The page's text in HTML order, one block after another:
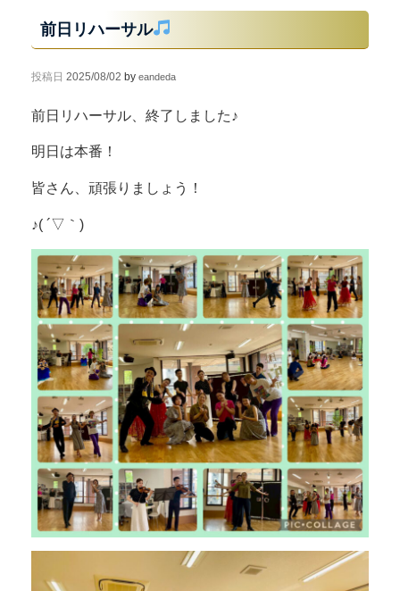
前日リハーサル
投稿日 2025/08/02 by eandeda
前日リハーサル、終了しました♪
明日は本番！
皆さん、頑張りましょう！
♪( ´▽｀)